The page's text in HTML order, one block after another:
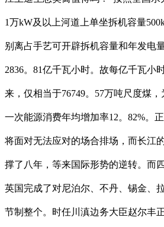
1万kW及以上河道上单坐拆机容量
别离占手艺可开辟拆机容量和年发电
2836。81亿千瓦小时。故每亿千瓦小
来，仅相当于76749。57万吨尺度煤
一次能源消费年均增加率12。82%。
将面对无法应对的场合排场，而长江
撑了八年，等来国际形势的逆转。而
英国完成了对尼泊尔、不丹、锡金、
节制整个。时任川滇边务大臣赵尔丰